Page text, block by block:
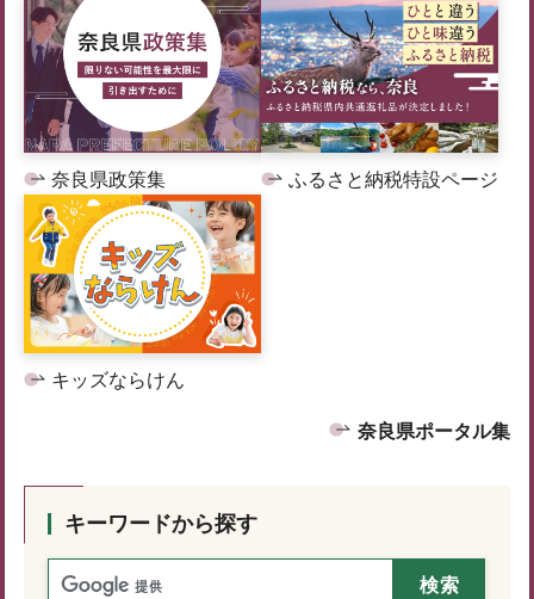
奈良県政策集 ふるさと納税特設ページ
キッズならけん
奈良県ポータル集
キーワードから探す